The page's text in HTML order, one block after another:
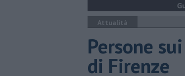
Attualità
Persone
di Firenze